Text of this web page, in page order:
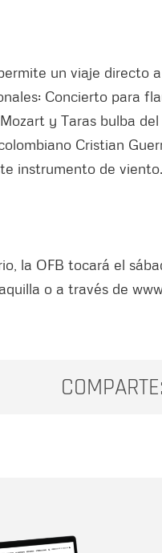
un viaje directo
Concierto para
y Taras bulba
Cristian
instrumento de viento.
la OFB tocará el
o a través de
COMPARTE: